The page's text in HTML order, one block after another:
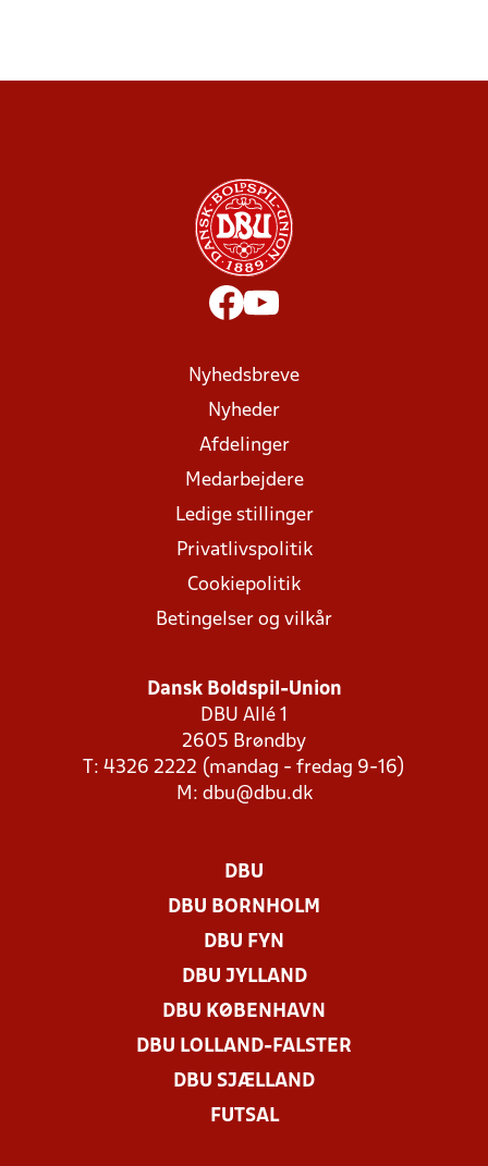
Nyhedsbreve
Nyheder
Afdelinger
Medarbejdere
Ledige stillinger
Privatlivspolitik
Cookiepolitik
Betingelser og vilkår
Dansk Boldspil-Union
DBU Allé 1
2605 Brøndby
T: 4326 2222 (mandag - fredag 9-16)
M: dbu@dbu.dk
DBU
DBU BORNHOLM
DBU FYN
DBU JYLLAND
DBU KØBENHAVN
DBU LOLLAND-FALSTER
DBU SJÆLLAND
FUTSAL